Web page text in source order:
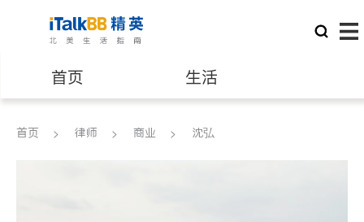
首页 生活
医生 律师
首页 律师 商业 沈弘